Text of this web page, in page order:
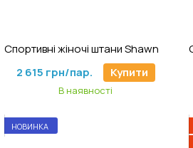
2 615 грн/пар.
Купити
В наявності
НОВИНКА